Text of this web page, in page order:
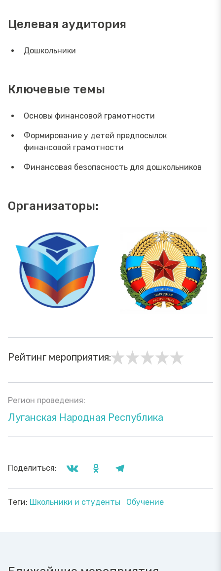
Целевая аудитория
Дошкольники
Ключевые темы
Основы финансовой грамотности
Формирование у детей предпосылок
финансовой грамотности
Финансовая безопасность для дошкольников
Организаторы:
Рейтинг мероприятия:
Регион проведения:
Луганская Народная Республика
Поделиться:
Теги: Школьники и студенты Обучение